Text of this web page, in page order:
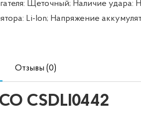
Щеточный; Наличие удара:
Li-Ion; Напряжение
Отзывы (0)
CSDLI0442